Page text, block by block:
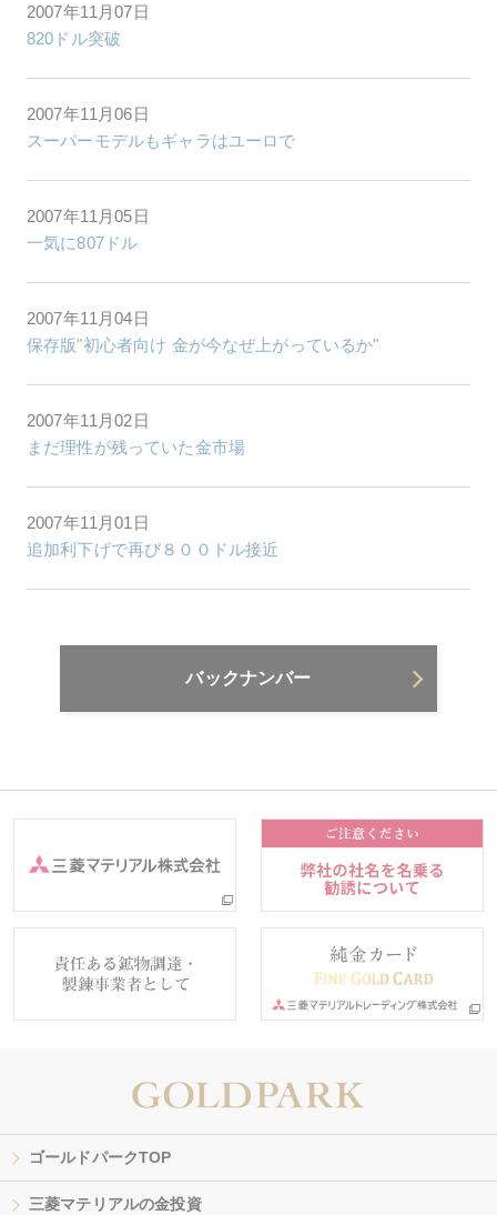
2007年11月07日
820ドル突破
2007年11月06日
スーパーモデルもギャラはユーロで
2007年11月05日
一気に807ドル
2007年11月04日
保存版"初心者向け 金が今なぜ上がっているか"
2007年11月02日
まだ理性が残っていた金市場
2007年11月01日
追加利下げで再び８００ドル接近
バックナンバー
ゴールドパークTOP
三菱マテリアルの金投資